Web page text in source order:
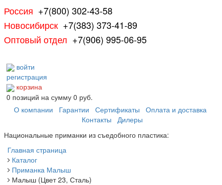
Россия +7(800) 302-43-58
Новосибирск +7(383) 373-41-89
Оптовый отдел +7(906) 995-06-95
войти
регистрация
корзина
0 позиций на сумму 0 руб.
О компании
Гарантии Сертификаты
Оплата и доставка
Контакты
Дилеры
Национальные приманки из съедобного пластика:
Главная страница
Каталог
Приманка Малыш
Малыш (Цвет 23, Сталь)